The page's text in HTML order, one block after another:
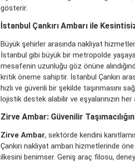
gösterir.
İstanbul Çankırı Ambarı ile
Büyük şehirler arasında nakliyat
İstanbul gibi büyük bir metropolde
mesafenin uzunluğu göz önüne
kritik öneme sahiptir. İstanbul Çankırı
hızlı ve güvenli bir şekilde taşınmasını
lojistik destek alabilir ve eşyalarınızın
Zirve Ambar: Güvenilir
Zirve Ambar, sektörde kendini
Çankırı nakliyat ambarı hizmetlerinde
ilkesini benimser. Geniş araç filosu,
KOÇ